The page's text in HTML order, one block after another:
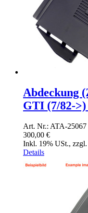
Abdeckung
GTI (7/82-
Art. Nr.: ATA-25067
300,00 €
Inkl. 19% USt., zzgl.
Details